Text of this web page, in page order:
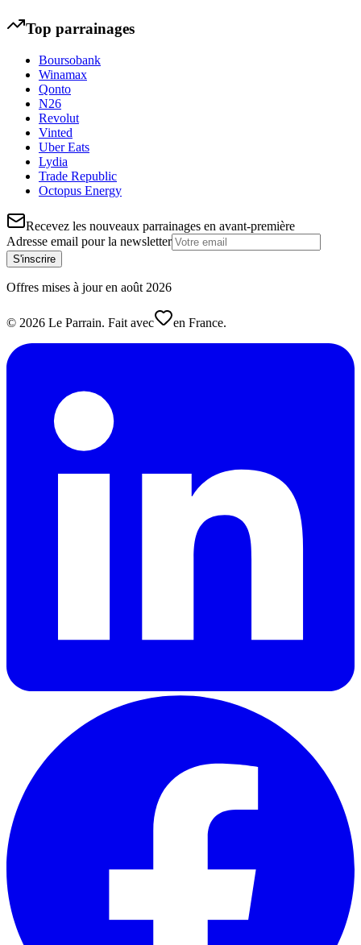
Top parrainages
Boursobank
Winamax
Qonto
N26
Revolut
Vinted
Uber Eats
Lydia
Trade Republic
Octopus Energy
Recevez les nouveaux parrainages en avant-première
Adresse email pour la newsletter
S'inscrire
Offres mises à jour en août 2026
© 2026 Le Parrain. Fait avec en France.